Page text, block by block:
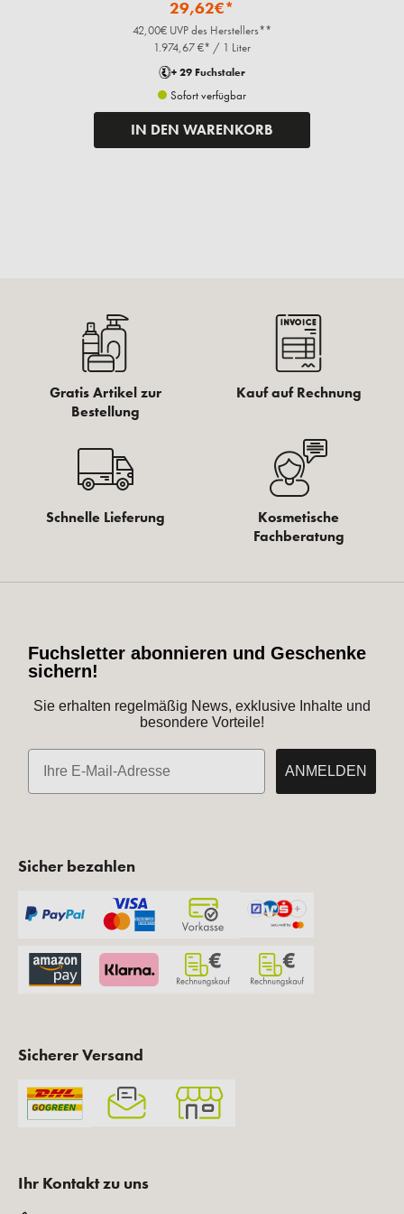
29,62€*
42,00€ UVP des Herstellers**
1.974,67 €* / 1 Liter
+ 29 Fuchstaler
Sofort verfügbar
IN DEN WARENKORB
Gratis Artikel zur
Bestellung
Kauf auf Rechnung
Schnelle Lieferung
Kosmetische
Fachberatung
Fuchsletter abonnieren und Geschenke
sichern!
Sie erhalten regelmäßig News, exklusive Inhalte und
besondere Vorteile!
E-Mail
ANMELDEN
Sicher bezahlen
Sicherer Versand
Ihr Kontakt zu uns